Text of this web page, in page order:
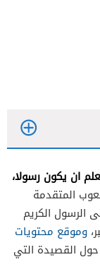
ان يكون رسولا،
المتقدمة
الرسول الكريم
وموقع محتويات
القصيدة التي